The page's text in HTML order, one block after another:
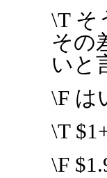
\T そ
その
いと
\F は
\T
\F